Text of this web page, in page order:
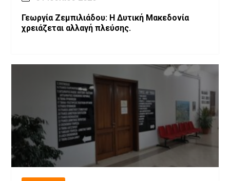
Γεωργία Ζεμπιλιάδου: Η Δυτική Μακεδονία
χρειάζεται αλλαγή πλεύσης.